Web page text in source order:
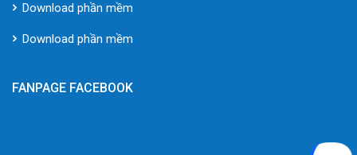
Download phần mềm
Download phần mềm
FANPAGE FACEBOOK